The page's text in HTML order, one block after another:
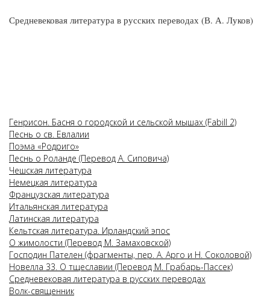
Средневековая литература в русских переводах (В. А. Луков)
Генрисон. Басня о городской и сельской мышах (Fabill 2)
Песнь о св. Евлалии
Поэма «Родриго»
Песнь о Роланде (Перевод А. Сиповича)
Чешская литература
Немецкая литература
Французская литература
Итальянская литература
Латинская литература
Кельтская литература. Ирландский эпос
О жимолости (Перевод М. Замаховской​)
Господин Пателен (фрагменты, пер. А. Арго и Н. Соколовой)
Новелла 33. О тщеславии (Перевод М. Грабарь-Пассек)
Средневековая литература в русских переводах
Волк-священник